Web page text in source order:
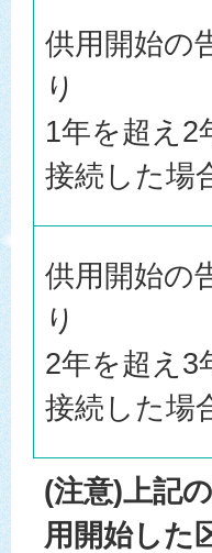
供用開始の
り
1年を超え2
接続した場
供用開始の
り
2年を超え3
接続した場
(注意)上記
用開始した